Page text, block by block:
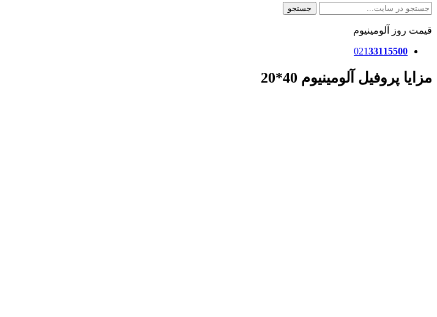
جستجو
قیمت روز آلومینیوم
02133115500
مزایا پروفیل آلومینیوم 40*20